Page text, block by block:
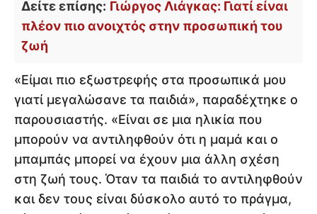
Δείτε επίσης: Γιώργος Λιάγκας: Γιατί είναι
πλέον πιο ανοιχτός στην προσωπική του
ζωή
«Είμαι πιο εξωστρεφής στα προσωπικά μου
γιατί μεγαλώσανε τα παιδιά», παραδέχτηκε ο
παρουσιαστής. «Είναι σε μια ηλικία που
μπορούν να αντιληφθούν ότι η μαμά και ο
μπαμπάς μπορεί να έχουν μια άλλη σχέση
στη ζωή τους. Όταν τα παιδιά το αντιληφθούν
και δεν τους είναι δύσκολο αυτό το πράγμα,